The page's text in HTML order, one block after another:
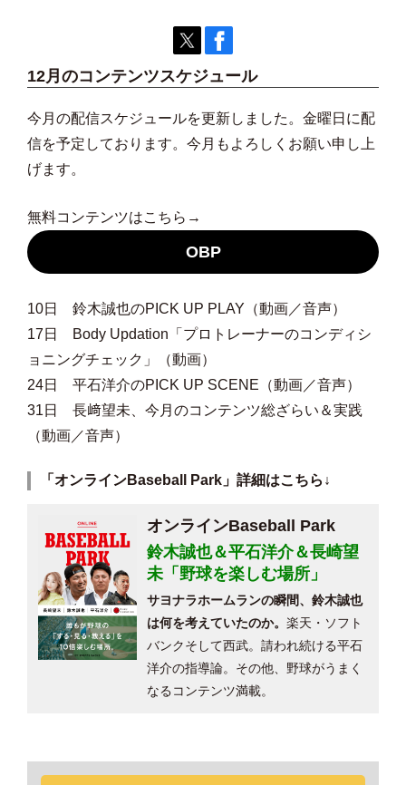
12月のコンテンツスケジュール
今月の配信スケジュールを更新しました。金曜日に配
信を予定しております。今月もよろしくお願い申し上
げます。
無料コンテンツはこちら→
OBP
10日 鈴木誠也のPICK UP PLAY（動画／音声）
17日 Body Updation「プロトレーナーのコンディシ
ョニングチェック」（動画）
24日 平石洋介のPICK UP SCENE（動画／音声）
31日 長﨑望未、今月のコンテンツ総ざらい＆実践
（動画／音声）
「オンラインBaseball Park」詳細はこちら↓
オンラインBaseball Park
鈴木誠也＆平石洋介＆長崎望
未「野球を楽しむ場所」
サヨナラホームランの瞬間、鈴木誠也
は何を考えていたのか。楽天・ソフト
バンクそして西武。請われ続ける平石
洋介の指導論。その他、野球がうまく
なるコンテンツ満載。